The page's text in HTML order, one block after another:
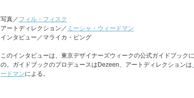
写真／ フィル・フィスク
アートディレクション／ ミーシャ・ウィードマン
インタビュー／マライカ・ビング
このインタビューは、東京デザイナーズウィークの公式ガイドブック
の。ガイドブックのプロデュースはDezeen、アートディレクションは
ードマンによる。